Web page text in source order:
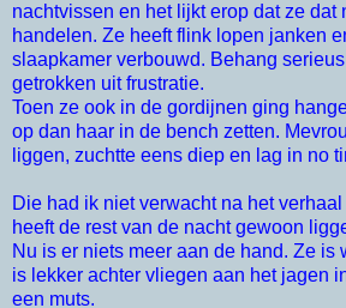
nachtvissen en het lijkt erop dat ze dat
handelen. Ze heeft flink lopen janken
slaapkamer verbouwd. Behang
getrokken uit frustratie.
Toen ze ook in de gordijnen ging
op dan haar in de bench zetten.
liggen, zuchtte eens diep en lag in no
Die had ik niet verwacht na het
heeft de rest van de nacht gewoon
Nu is er niets meer aan de hand. Ze is
is lekker achter vliegen aan het jagen
een muts.